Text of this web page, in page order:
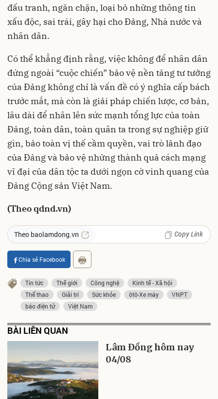
đấu tranh, ngăn chặn, loại bỏ những thông tin
xấu độc, sai trái, gây hại cho Đảng, Nhà nước và
nhân dân.
Có thể khẳng định rằng, việc không để nhân dân
đứng ngoài “cuộc chiến” bảo vệ nền tảng tư tưởng
của Đảng không chỉ là vấn đề có ý nghĩa cấp bách
trước mắt, mà còn là giải pháp chiến lược, cơ bản,
lâu dài để nhân lên sức mạnh tổng lực của toàn
Đảng, toàn dân, toàn quân ta trong sự nghiệp giữ
gìn, bảo toàn vị thế cầm quyền, vai trò lãnh đạo
của Đảng và bảo vệ những thành quả cách mạng
vĩ đại của dân tộc ta dưới ngọn cờ vinh quang của
Đảng Cộng sản Việt Nam.
(Theo qdnd.vn)
Theo baolamdong.vn Copy Link
Chia sẻ Facebook
Tin tức Thế giới Công nghệ
Kinh tế - Xã hội
Thể thao
Giải trí Sức khỏe ôtô-Xe máy
VNPT
báo điện tử
Việt Nam
BÀI LIÊN QUAN
Lâm Đồng hôm nay
04/08